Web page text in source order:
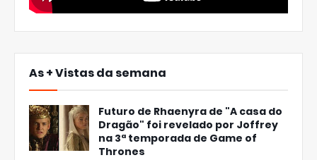
As + Vistas da semana
Futuro de Rhaenyra de "A casa do
Dragão" foi revelado por Joffrey
na 3ª temporada de Game of
Thrones